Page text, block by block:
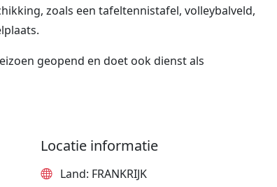
zoals een tafeltennistafel, volleybalveld,
geopend en doet ook dienst als
Locatie informatie
Land: FRANKRIJK